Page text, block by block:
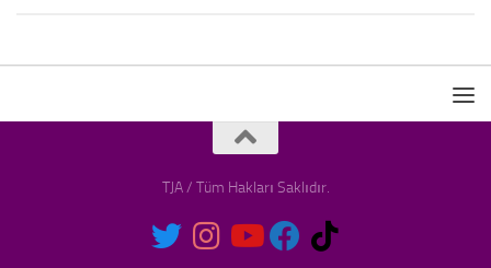
TJA / Tüm Hakları Saklıdır.